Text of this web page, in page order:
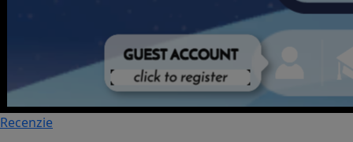
Recenzie